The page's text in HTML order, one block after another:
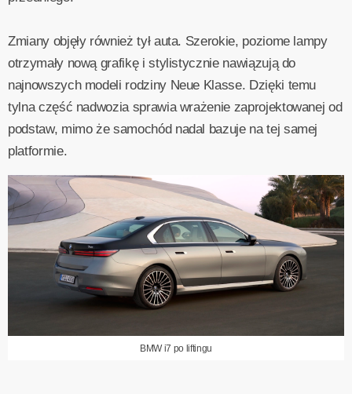
Zmiany objęły również tył auta. Szerokie, poziome lampy
otrzymały nową grafikę i stylistycznie nawiązują do
najnowszych modeli rodziny Neue Klasse. Dzięki temu
tylna część nadwozia sprawia wrażenie zaprojektowanej od
podstaw, mimo że samochód nadal bazuje na tej samej
platformie.
BMW i7 po liftingu